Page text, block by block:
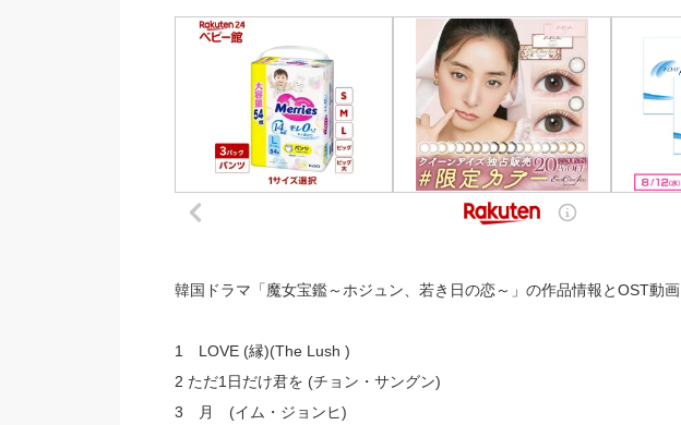
韓国ドラマ「魔女宝鑑～ホジュン、若き日の恋～」の作品情報とOST動画
1 LOVE (縁)(The Lush )
2 ただ1日だけ君を (チョン・サングン)
3 月 (イム・ジョンヒ)